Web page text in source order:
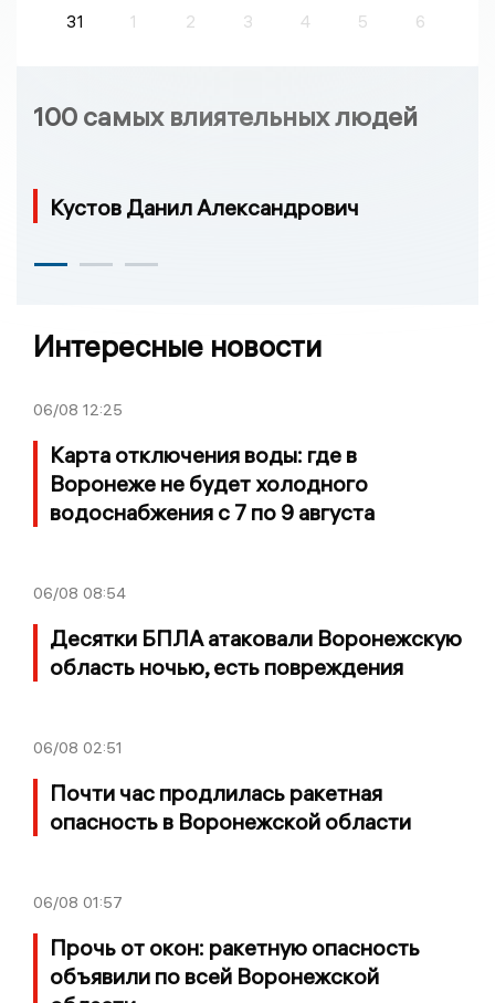
31 1 2 3 4 5 6
100 самых влиятельных людей
Кустов Данил Александрович
Интересные новости
06/08 12:25
Карта отключения воды: где в
Воронеже не будет холодного
водоснабжения с 7 по 9 августа
06/08 08:54
Десятки БПЛА атаковали Воронежскую
область ночью, есть повреждения
06/08 02:51
Почти час продлилась ракетная
опасность в Воронежской области
06/08 01:57
Прочь от окон: ракетную опасность
объявили по всей Воронежской